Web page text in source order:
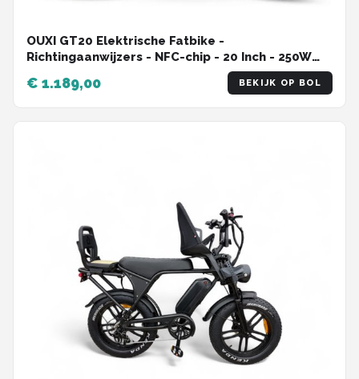
OUXI GT20 Elektrische Fatbike -
Richtingaanwijzers - NFC-chip - 20 Inch - 250W
Motor - 7 Versnellingen - 65 km Actieradius -
Hydraulische Schijfremmen - Grijs
€ 1.189,00 BEKIJK OP BOL